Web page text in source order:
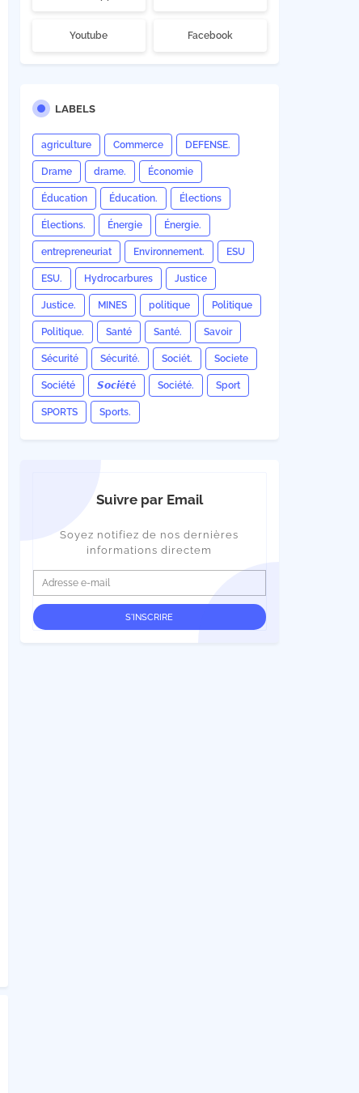
Youtube Facebook
LABELS
agriculture Commerce DEFENSE.
Drame drame. Économie
Éducation Éducation. Élections
Élections. Énergie Énergie.
entrepreneuriat Environnement. ESU
ESU. Hydrocarbures Justice
Justice. MINES politique Politique
Politique. Santé Santé. Savoir
Sécurité Sécurité. Sociét. Societe
Société 𝙎𝙤𝙘𝙞é𝙩é Société. Sport
SPORTS Sports.
Suivre par Email
Soyez notifiez de nos dernières
informations directem